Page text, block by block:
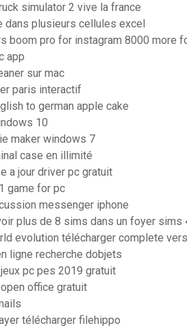
simulator 2 vive la france
dans plusieurs cellules excel
boom pro for instagram 8000 more
app
sur mac
paris interactif
to german apple cake
10
maker windows 7
case en illimité
a jour driver pc gratuit
game for pc
messenger iphone
plus de 8 sims dans un foyer sims
evolution télécharger complete
ligne recherche dobjets
pc pes 2019 gratuit
office gratuit
télécharger filehippo